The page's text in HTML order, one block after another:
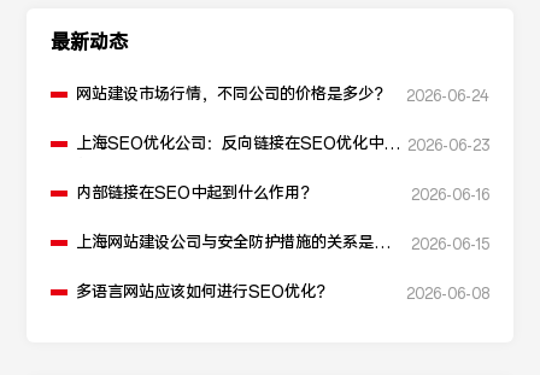
最新动态
网站建设市场行情，不同公司的价格是多少？ 2026-06-24
上海SEO优化公司：反向链接在SEO优化中起 2026-06-23
内部链接在SEO中起到什么作用？ 2026-06-16
上海网站建设公司与安全防护措施的关系是什
2026-06-15
多语言网站应该如何进行SEO优化？ 2026-06-08